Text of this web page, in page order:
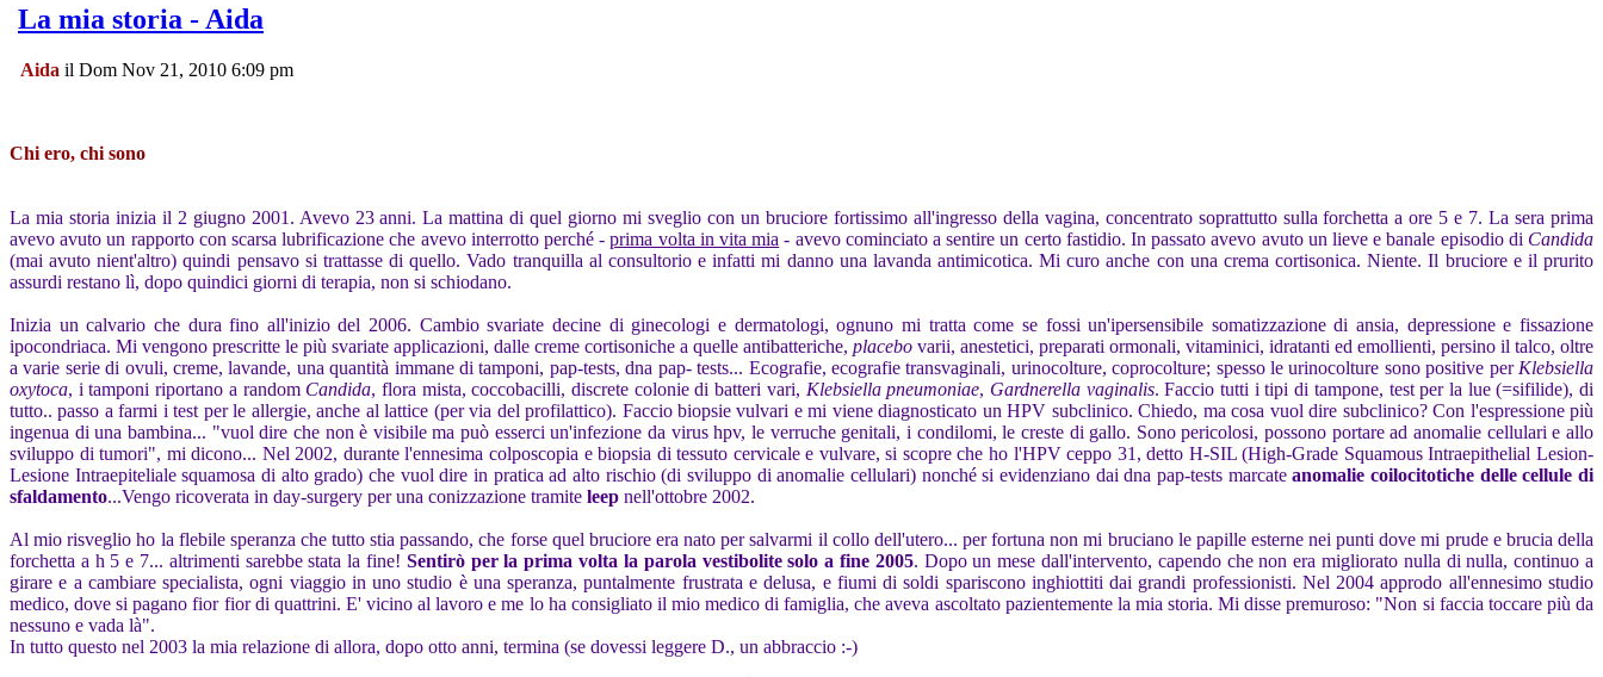
La mia storia - Aida
Aida il Dom Nov 21, 2010 6:09 pm
Chi ero, chi sono
La mia storia inizia il 2 giugno 2001. Avevo 23 anni. La mattina di quel giorno mi sveglio con un bruciore fortissimo all'ingresso della vagina, concentrato soprattutto sulla forchetta a ore 5 e 7. La sera prima
avevo avuto un rapporto con scarsa lubrificazione che avevo interrotto perché -prima volta in vita mia - avevo cominciato a sentire un certo fastidio. In passato avevo avuto un lieve e banale episodio di Candida
(mai avuto nient'altro) quindi pensavo si trattasse di quello. Vado tranquilla al consultorio e infatti mi danno una lavanda antimicotica. Mi curo anche con una crema cortisonica. Niente. Il bruciore e il prurito
assurdi restano lì, dopo quindici giorni di terapia, non si schiodano.
Inizia un calvario che dura fino all'inizio del 2006. Cambio svariate decine di ginecologi e dermatologi, ognuno mi tratta come se fossi un'ipersensibile somatizzazione di ansia, depressione e fissazione
ipocondriaca. Mi vengono prescritte le più svariate applicazioni, dalle creme cortisoniche a quelle antibatteriche, placebo varii, anestetici, preparati ormonali, vitaminici, idratanti ed emollienti, persino il talco, oltre
a varie serie di ovuli, creme, lavande, una quantità immane di tamponi, pap-tests, dna pap- tests... Ecografie, ecografie transvaginali, urinocolture, coprocolture; spesso le urinocolture sono positive per Klebsiella
oxytoca, i tamponi riportano a random Candida, flora mista, coccobacilli, discrete colonie di batteri vari, Klebsiella pneumoniae, Gardnerella vaginalis. Faccio tutti i tipi di tampone, test per la lue (=sifilide), di
tutto.. passo a farmi i test per le allergie, anche al lattice (per via del profilattico). Faccio biopsie vulvari e mi viene diagnosticato un HPV subclinico. Chiedo, ma cosa vuol dire subclinico? Con l'espressione più
ingenua di una bambina... "vuol dire che non è visibile ma può esserci un'infezione da virus hpv, le verruche genitali, i condilomi, le creste di gallo. Sono pericolosi, possono portare ad anomalie cellulari e allo
sviluppo di tumori", mi dicono... Nel 2002, durante l'ennesima colposcopia e biopsia di tessuto cervicale e vulvare, si scopre che ho l'HPV ceppo 31, detto H-SIL (High-Grade Squamous Intraepithelial Lesion-
Lesione Intraepiteliale squamosa di alto grado) che vuol dire in pratica ad alto rischio (di sviluppo di anomalie cellulari) nonché si evidenziano dai dna pap-tests marcateanomalie coilocitotiche delle cellule di
sfaldamento...Vengo ricoverata in day-surgery per una conizzazione tramite leep nell'ottobre 2002.
Al mio risveglio ho la flebile speranza che tutto stia passando, che forse quel bruciore era nato per salvarmi il collo dell'utero... per fortuna non mi bruciano le papille esterne nei punti dove mi prude e brucia della
forchetta a h 5 e 7... altrimenti sarebbe stata la fine! Sentirò per la prima volta la parola vestibolite solo a fine 2005. Dopo un mese dall'intervento, capendo che non era migliorato nulla di nulla, continuo a
girare e a cambiare specialista, ogni viaggio in uno studio è una speranza, puntalmente frustrata e delusa, e fiumi di soldi spariscono inghiottiti dai grandi professionisti. Nel 2004 approdo all'ennesimo studio
medico, dove si pagano fior fior di quattrini. E' vicino al lavoro e me lo ha consigliato il mio medico di famiglia, che aveva ascoltato pazientemente la mia storia. Mi disse premuroso: "Non si faccia toccare più da
nessuno e vada là".
In tutto questo nel 2003 la mia relazione di allora, dopo otto anni, termina (se dovessi leggere D., un abbraccio :-)